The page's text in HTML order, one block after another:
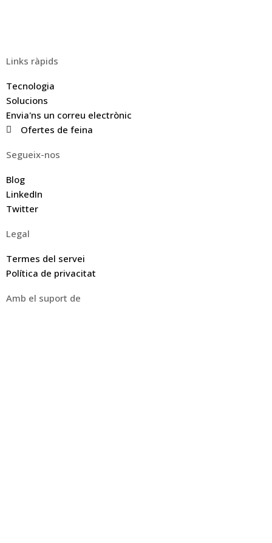
Links ràpids
Tecnologia
Solucions
Envia'ns un correu electrònic
Ofertes de feina
Segueix-nos
Blog
LinkedIn
Twitter
Legal
Termes del servei
Política de privacitat
Amb el suport de